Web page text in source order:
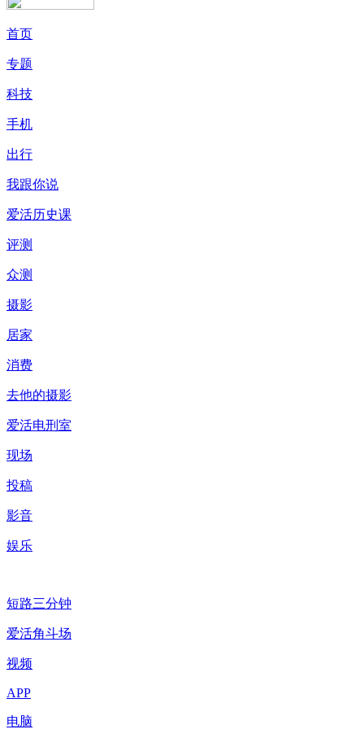
首页
专题
科技
手机
出行
我跟你说
爱活历史课
评测
众测
摄影
居家
消费
去他的摄影
爱活电刑室
现场
投稿
影音
娱乐
短路三分钟
爱活角斗场
视频
APP
电脑